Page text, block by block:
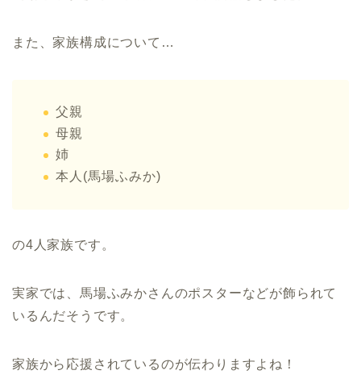
また、家族構成について…
父親
母親
姉
本人(馬場ふみか)
の4人家族です。
実家では、馬場ふみかさんのポスターなどが飾られて
いるんだそうです。
家族から応援されているのが伝わりますよね！